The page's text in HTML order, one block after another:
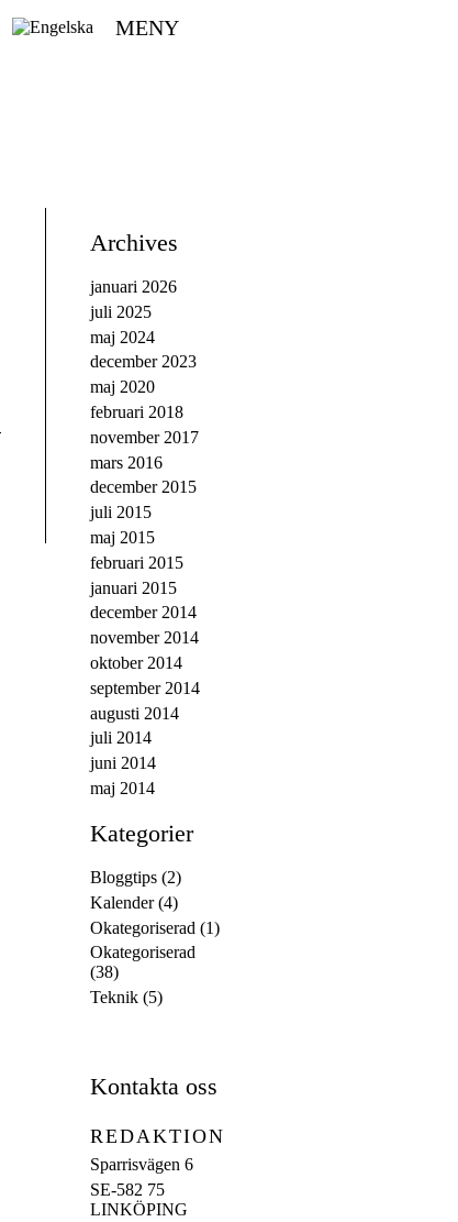
MENY
Archives
januari 2026
juli 2025
maj 2024
december 2023
maj 2020
februari 2018
november 2017
mars 2016
december 2015
juli 2015
maj 2015
februari 2015
januari 2015
december 2014
november 2014
oktober 2014
september 2014
augusti 2014
juli 2014
juni 2014
maj 2014
Kategorier
Bloggtips (2)
Kalender(4)
Okategoriserad (1)
Okategoriserad
(38)
Teknik (5)
Kontakta oss
REDAKTION
Sparrisvägen 6
SE-582 75
LINKÖPING